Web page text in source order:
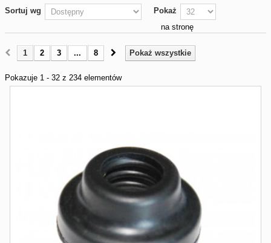
Sortuj wg
Pokaż
na stronę
Pokaż wszystkie
1 2 3 ... 8
Pokazuje 1 - 32 z 234 elementów